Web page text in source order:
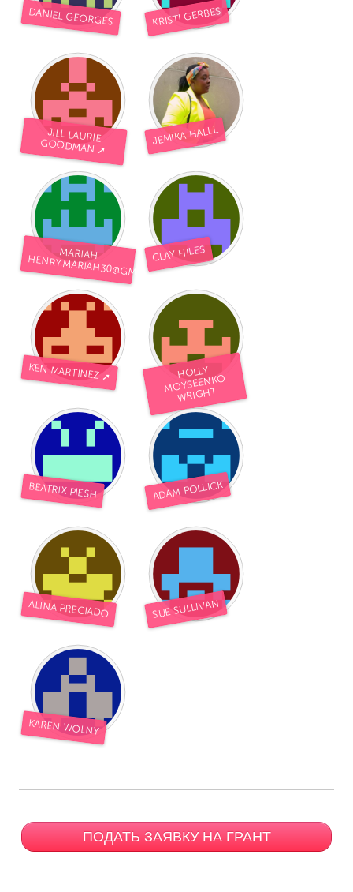
DANIEL GEORGES KRISTI GERBES
JILL LAURIE
GOODMAN ➚ JEMIKA HALLL
MARIAH
HENRY.MARIAH30@GMAIL.COMCLAY HILES
KEN MARTINEZ ➚ HOLLY
MOYSEENKO
WRIGHT
BEATRIX PIESH ADAM POLLICK
ALINA PRECIADO SUE SULLIVAN
KAREN WOLNY
ПОДАТЬ ЗАЯВКУ НА ГРАНТ